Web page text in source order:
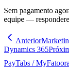
Sem pagamento
equipe —
Anterior
Dynamics 365
PayTabs /